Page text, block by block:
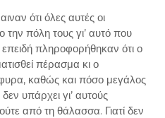
ότι όλες αυτές οι
την πόλη τους γι’ αυτό που
πληροφορήθηκαν ότι ο
πέρασμα κι ο
καθώς και πόσο μεγάλος
υπάρχει γι’ αυτούς
από τη θάλασσα. Γιατί δεν